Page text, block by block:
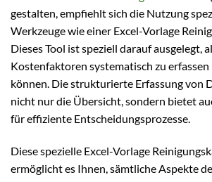
gestalten, empfiehlt sich die Nutzung
Werkzeuge wie einer Excel-Vorlage
Dieses Tool ist speziell darauf ausgelegt,
Kostenfaktoren systematisch zu
können. Die strukturierte Erfassung von
nicht nur die Übersicht, sondern bietet
für effiziente Entscheidungsprozesse.
Diese spezielle Excel-Vorlage
ermöglicht es Ihnen, sämtliche Aspekte